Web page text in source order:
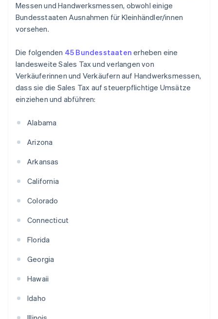
Messen und Handwerksmessen, obwohl einige
Bundesstaaten Ausnahmen für Kleinhändler/innen
vorsehen.
Die folgenden 45 Bundesstaaten erheben eine
landesweite Sales Tax und verlangen von
Verkäuferinnen und Verkäufern auf Handwerksmessen,
dass sie die Sales Tax auf steuerpflichtige Umsätze
einziehen und abführen:
Alabama
Arizona
Arkansas
California
Colorado
Connecticut
Florida
Georgia
Hawaii
Idaho